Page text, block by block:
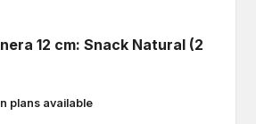
12 cm: Snack Natural (2
plans available